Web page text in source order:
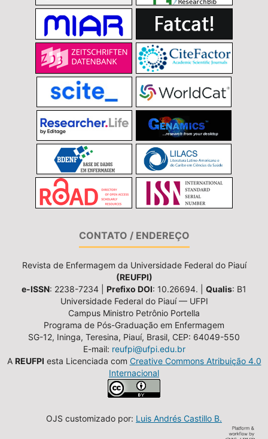
CONTATO / ENDEREÇO
Revista de Enfermagem da Universidade Federal do Piauí
(REUFPI)
e-ISSN: 2238-7234 | Prefixo DOI: 10.26694. | Qualis: B1
Universidade Federal do Piauí — UFPI
Campus Ministro Petrônio Portella
Programa de Pós-Graduação em Enfermagem
SG-12, Ininga, Teresina, Piauí, Brasil, CEP: 64049-550
E-mail: reufpi@ufpi.edu.br
A REUFPI esta Licenciada com Creative Commons Atribuição 4.0
Internacional
OJS customizado por: Luis Andrés Castillo B.